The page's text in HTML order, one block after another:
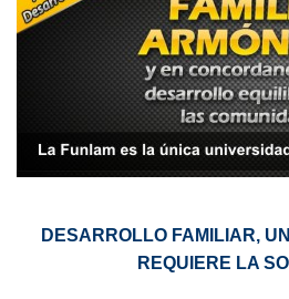
DESARROLLO FAMILIAR,
REQUIERE LA